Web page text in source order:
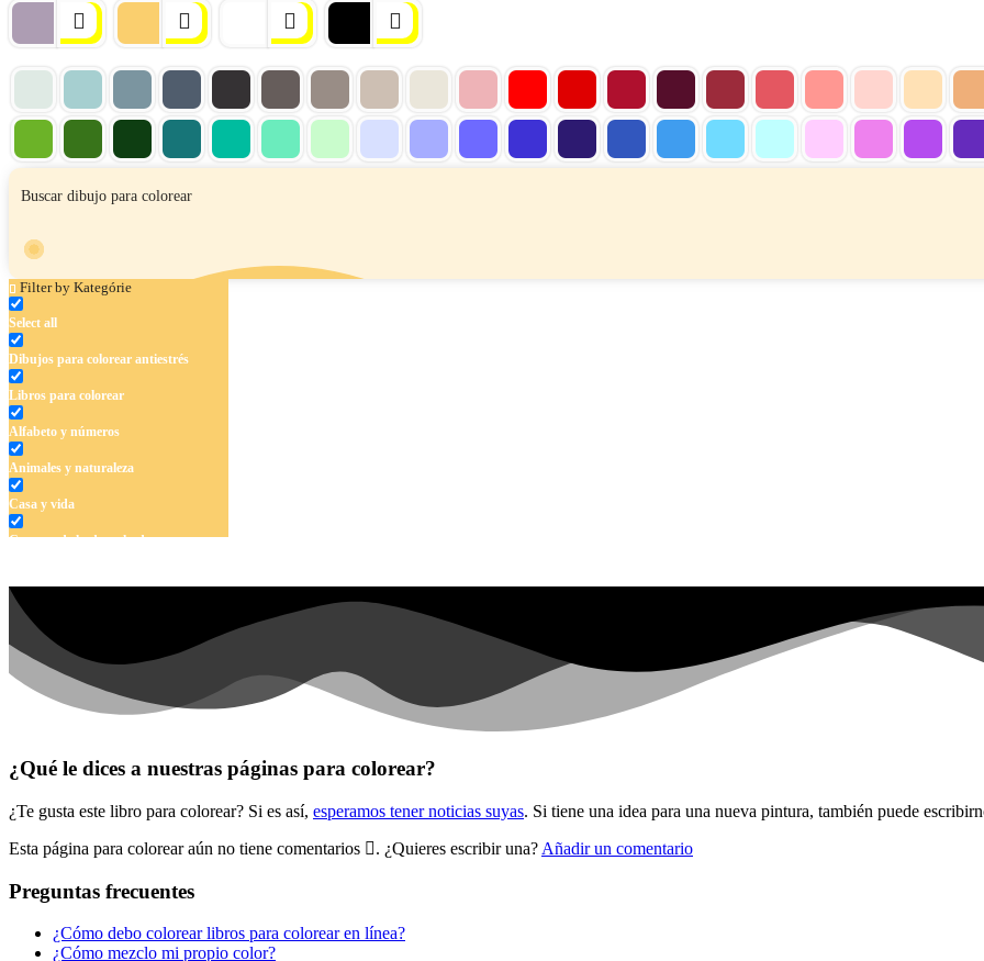
Filter by Kategórie
Select all
Dibujos para colorear antiestrés
Libros para colorear
Alfabeto y números
Animales y naturaleza
Casa y vida
Cuentos de hadas y hadas
Dinosaurios
El universo
Flores
Música e instrumentos musicales
Peluches y caballos
¿Qué le dices a nuestras páginas para colorear?
¿Te gusta este libro para colorear? Si es así, esperamos tener noticias suyas. Si tiene una idea para una nueva pintura, también puede
Esta página para colorear aún no tiene comentarios
. ¿Quieres escribir una? Añadir un comentario
Preguntas frecuentes
¿Cómo debo colorear libros para colorear en línea?
¿Cómo mezclo mi propio color?